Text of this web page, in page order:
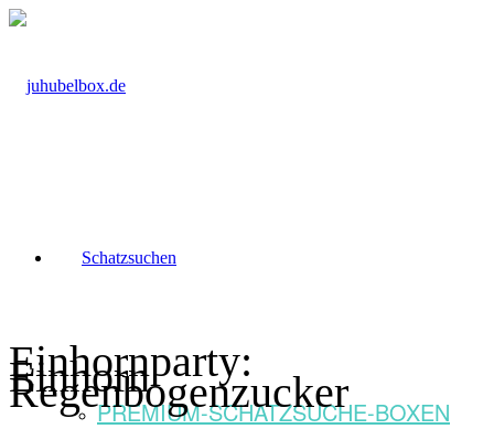
Schatzsuchen
PREMIUM-SCHATZSUCHE-BOXEN
Einhornparty:
Einhorn
Regenbogenzucker